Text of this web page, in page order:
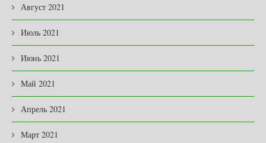
Август 2021
Июль 2021
Июнь 2021
Май 2021
Апрель 2021
Март 2021